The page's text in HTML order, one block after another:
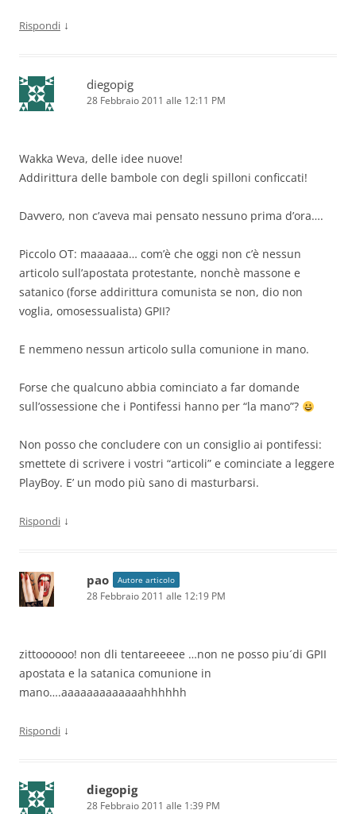
Rispondi ↓
diegopig
28 Febbraio 2011 alle 12:11 PM
Wakka Weva, delle idee nuove!
Addirittura delle bambole con degli spilloni conficcati!
Davvero, non c’aveva mai pensato nessuno prima d’ora….
Piccolo OT: maaaaaa… com’è che oggi non c’è nessun
articolo sull’apostata protestante, nonchè massone e
satanico (forse addirittura comunista se non, dio non
voglia, omosessualista) GPII?
E nemmeno nessun articolo sulla comunione in mano.
Forse che qualcuno abbia cominciato a far domande
sull’ossessione che i Pontifessi hanno per “la mano”?
Non posso che concludere con un consiglio ai pontifessi:
smettete di scrivere i vostri “articoli” e cominciate a leggere
PlayBoy. E’ un modo più sano di masturbarsi.
Rispondi ↓
pao Autore articolo
28 Febbraio 2011 alle 12:19 PM
zittoooooo! non dli tentareeeee …non ne posso piu´di GPII
apostata e la satanica comunione in
mano….aaaaaaaaaaaaahhhhhh
Rispondi ↓
diegopig
28 Febbraio 2011 alle 1:39 PM